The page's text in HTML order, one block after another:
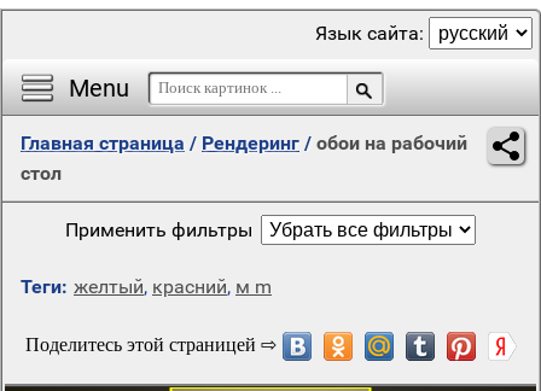
Menu
Язык сайта:
Главная страница / Рендеринг / обои на рабочий
стол
Применить фильтры
Теги: желтый, красний, м m